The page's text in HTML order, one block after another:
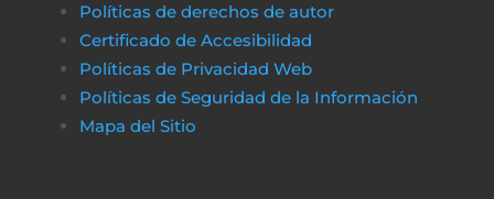
Políticas de derechos de autor
Certificado de Accesibilidad
Políticas de Privacidad Web
Políticas de Seguridad de la Información
Mapa del Sitio